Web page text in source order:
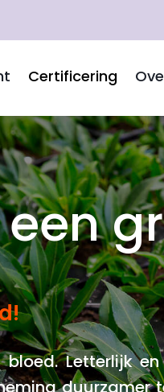
Certificering
Letterlijk
duurzamer